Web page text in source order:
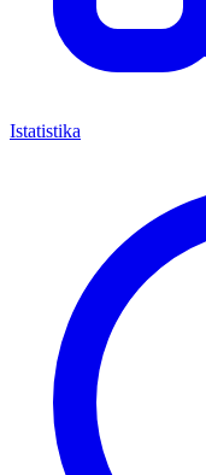
Istatistika